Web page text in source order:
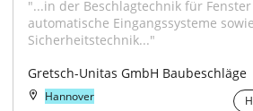
"...in der Beschlagtechnik für
automatische Eingangssysteme sowie
Sicherheitstechnik..."
Gretsch-Unitas GmbH Baubeschläge
Hannover